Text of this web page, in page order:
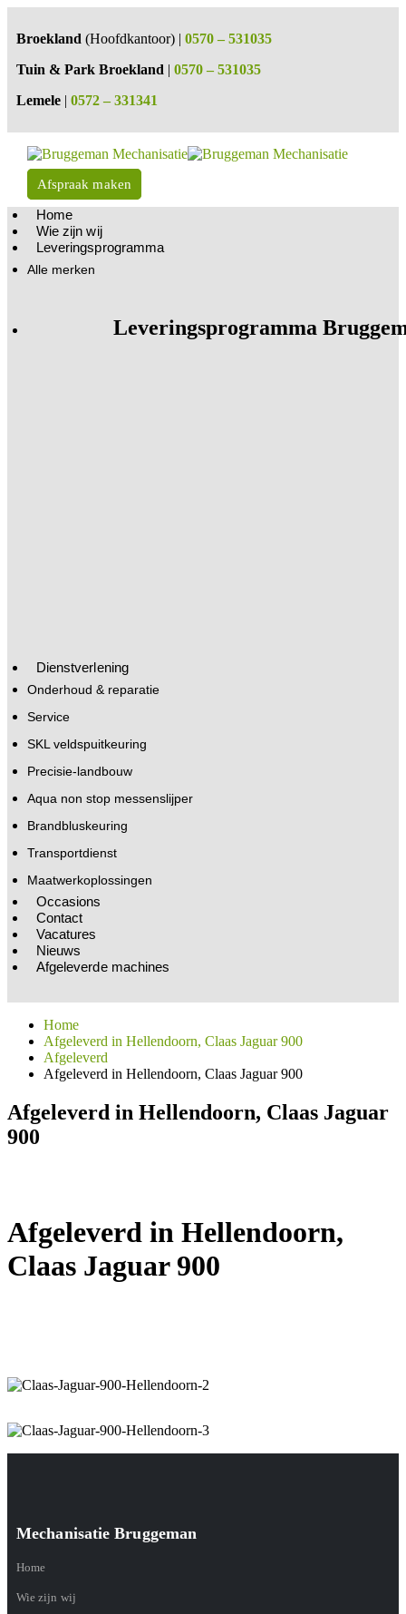
Broekland (Hoofdkantoor) | 0570 – 531035
Tuin & Park Broekland | 0570 – 531035
Lemele | 0572 – 331341
Afspraak maken
Home
Wie zijn wij
Leveringsprogramma
Alle merken
Leveringsprogramma
Dienstverlening
Onderhoud & reparatie
Service
SKL veldspuitkeuring
Precisie-landbouw
Aqua non stop messenslijper
Brandbluskeuring
Transportdienst
Maatwerkoplossingen
Occasions
Contact
Vacatures
Nieuws
Afgeleverde machines
Home
Afgeleverd in Hellendoorn, Claas Jaguar 900
Afgeleverd
Afgeleverd in Hellendoorn, Claas Jaguar 900
Afgeleverd in Hellendoorn, Claas Jaguar
900
Afgeleverd in Hellendoorn,
Claas Jaguar 900
Mechanisatie Bruggeman
Home
Wie zijn wij